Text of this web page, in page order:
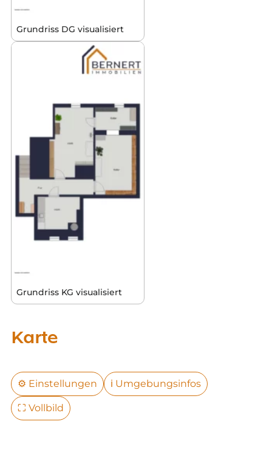
Grundriss DG visualisiert
Grundriss KG visualisiert
Karte
⚙️ Einstellungen ℹ️ Umgebungsinfos
⛶ Vollbild